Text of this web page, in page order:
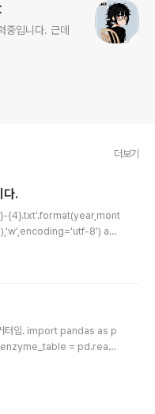
중입니다. 근데
더보기
.
{4}.txt'.format(year,mont
8') as
print(enzyme,",",cut_fe
터임. import pandas as p
enzyme_table = pd.read_
쓰이는 '그' DB 맞습니